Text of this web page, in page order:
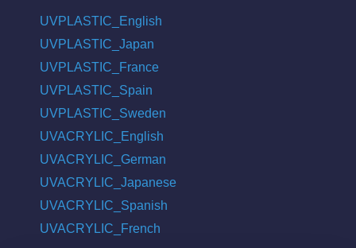
UVPLASTIC_English
UVPLASTIC_Japan
UVPLASTIC_France
UVPLASTIC_Spain
UVPLASTIC_Sweden
UVACRYLIC_English
UVACRYLIC_German
UVACRYLIC_Japanese
UVACRYLIC_Spanish
UVACRYLIC_French